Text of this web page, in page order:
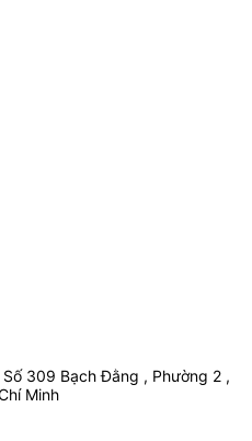
309 Bạch Đằng , Phường 2 ,
Minh